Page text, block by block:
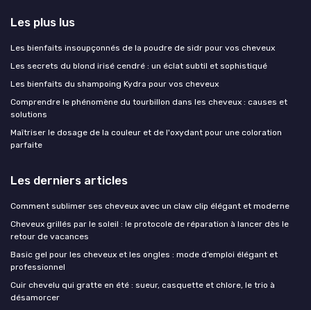
Les plus lus
Les bienfaits insoupçonnés de la poudre de sidr pour vos cheveux
Les secrets du blond irisé cendré : un éclat subtil et sophistiqué
Les bienfaits du shampoing Kydra pour vos cheveux
Comprendre le phénomène du tourbillon dans les cheveux : causes et
solutions
Maîtriser le dosage de la couleur et de l'oxydant pour une coloration
parfaite
Les derniers articles
Comment sublimer ses cheveux avec un claw clip élégant et moderne
Cheveux grillés par le soleil : le protocole de réparation à lancer dès le
retour de vacances
Basic gel pour les cheveux et les ongles : mode d’emploi élégant et
professionnel
Cuir chevelu qui gratte en été : sueur, casquette et chlore, le trio à
désamorcer